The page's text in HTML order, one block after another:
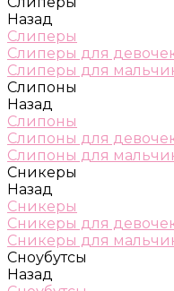
Назад
Слиперы
Слиперы для
Слиперы для
Слипоны
Назад
Слипоны
Слипоны для
Слипоны для
Сникеры
Назад
Сникеры
Сникеры для
Сникеры для
Сноубутсы
Назад